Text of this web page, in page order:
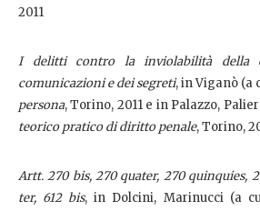
2011
I delitti contro la inviolabilità della
comunicazioni e dei segreti, in Viganò (a
persona, Torino, 2011 e in Palazzo,
teorico pratico di diritto penale, Torino,
Artt. 270 bis, 270 quater, 270 quinquies,
ter, 612 bis, in Dolcini, Marinucci (a